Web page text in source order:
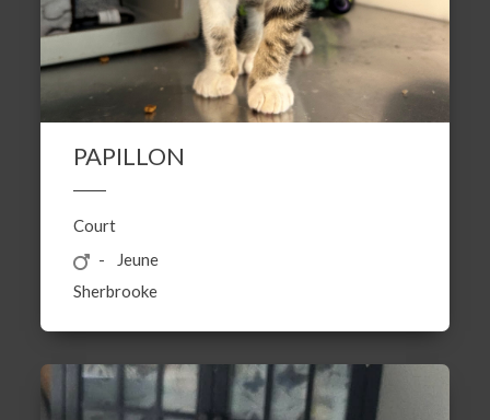
PAPILLON
Court
Jeune
Sherbrooke